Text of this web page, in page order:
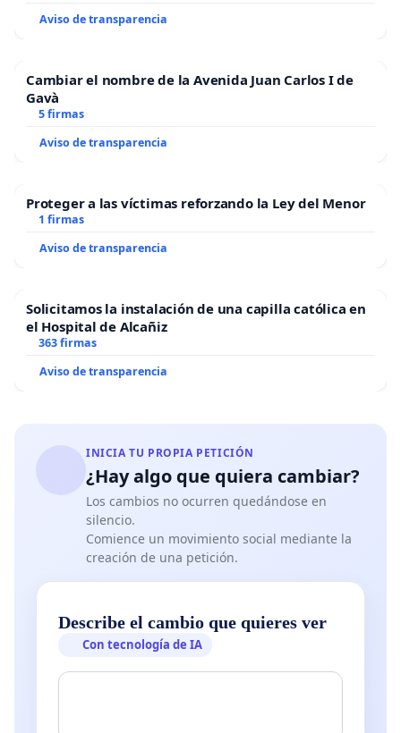
Aviso de transparencia
Cambiar el nombre de la Avenida Juan Carlos I de
Gavà
5 firmas
Aviso de transparencia
Proteger a las víctimas reforzando la Ley del Menor
1 firmas
Aviso de transparencia
Solicitamos la instalación de una capilla católica en
el Hospital de Alcañiz
363 firmas
Aviso de transparencia
INICIA TU PROPIA PETICIÓN
¿Hay algo que quiera cambiar?
Los cambios no ocurren quedándose en
silencio.
Comience un movimiento social mediante la
creación de una petición.
Describe el cambio que quieres ver
Con tecnología de IA